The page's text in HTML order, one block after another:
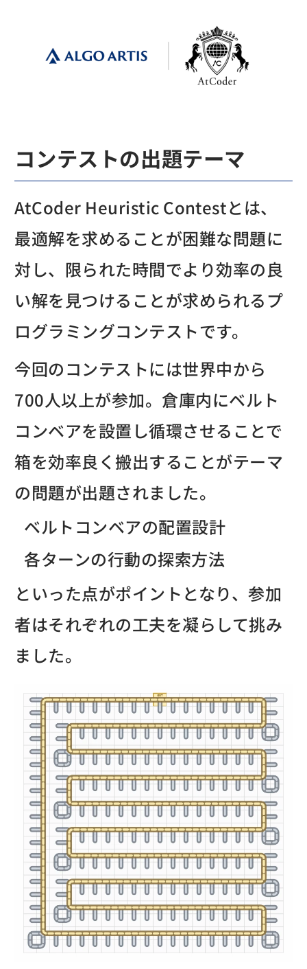
コンテストの出題テーマ
AtCoder Heuristic Contestとは、
最適解を求めることが困難な問題に
対し、限られた時間でより効率の良
い解を見つけることが求められるプ
ログラミングコンテストです。
今回のコンテストには世界中から
700人以上が参加。倉庫内にベルト
コンベアを設置し循環させることで
箱を効率良く搬出することがテーマ
の問題が出題されました。
ベルトコンベアの配置設計
各ターンの行動の探索方法
といった点がポイントとなり、参加
者はそれぞれの工夫を凝らして挑み
ました。